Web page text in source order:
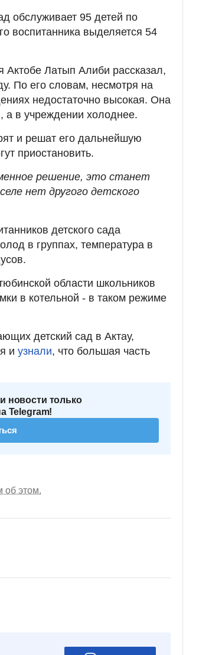
обслуживает 95 детей по
воспитанника выделяется 54
Актобе Латып Алиби рассказал,
По его словам, несмотря на
недостаточно высокая. Она
а в учреждении холоднее.
и решат его дальнейшую
приостановить.
решение, это станет
нет другого детского
детского сада
в группах, температура в
области школьников
в котельной - в таком режиме
детский сад в Актау,
и узнали, что большая часть
новости только
Telegram!
об этом.